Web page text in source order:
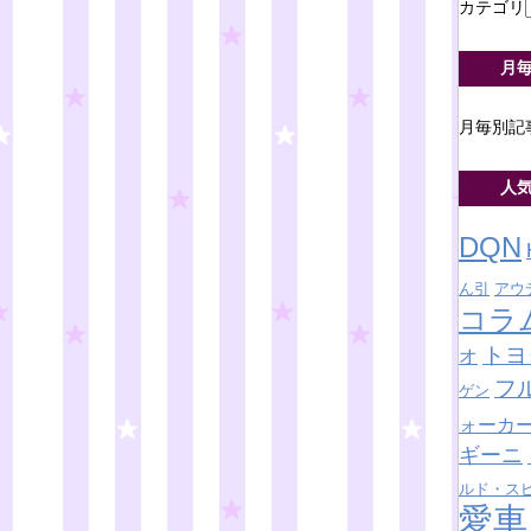
カテゴリ
月
月毎別記
人
DQN
ん引 アウ
コラ
オ ト
ゲン フ
ォーカ
ギーニ
ルド・ス
愛車